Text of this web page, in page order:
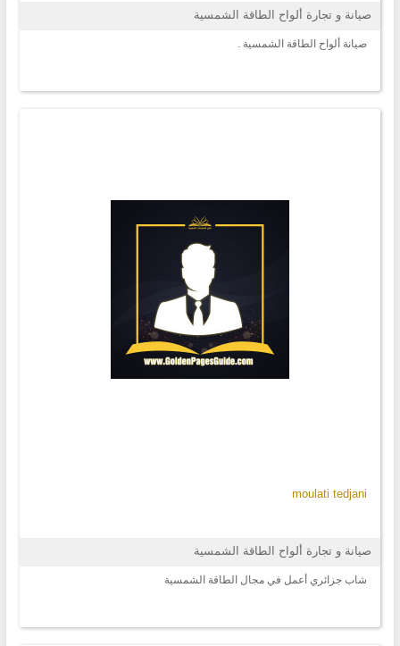
صيانة و تجارة ألواح الطاقة الشمسية
صيانة ألواح الطاقة الشمسية .
moulati tedjani
صيانة و تجارة ألواح الطاقة الشمسية
شاب جزائري أعمل في مجال الطاقة الشمسية